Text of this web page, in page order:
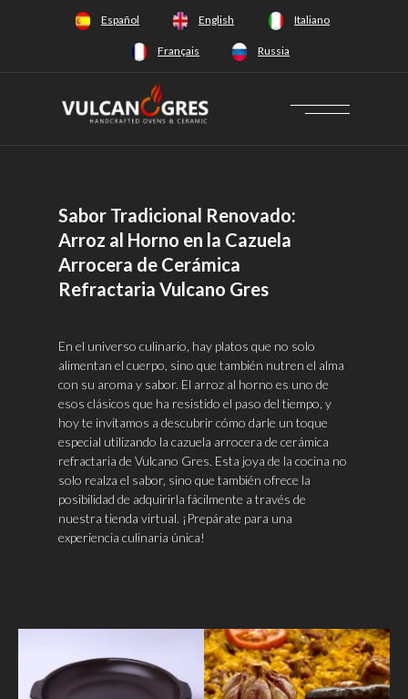
Español English Italiano
Français Russia
+34 628 66 65 64
Sabor Tradicional Renovado:
Arroz al Horno en la Cazuela
Arrocera de Cerámica
Refractaria Vulcano Gres
En el universo culinario, hay platos que no solo
alimentan el cuerpo, sino que también nutren el alma
con su aroma y sabor. El arroz al horno es uno de
esos clásicos que ha resistido el paso del tiempo, y
hoy te invitamos a descubrir cómo darle un toque
especial utilizando la cazuela arrocera de cerámica
refractaria de Vulcano Gres. Esta joya de la cocina no
solo realza el sabor, sino que también ofrece la
posibilidad de adquirirla fácilmente a través de
nuestra tienda virtual. ¡Prepárate para una
experiencia culinaria única!